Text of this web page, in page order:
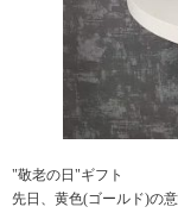
"敬老の日"ギフト
先日、黄色(ゴールド)の